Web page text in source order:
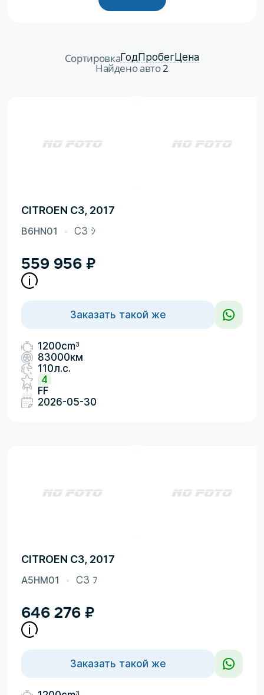
СортировкаГодПробегЦена
Найдено авто2
CITROEN C3, 2017
B6HN01 C3 ｼ
559 956 ₽
Заказать такой же
1200cm3
83000км
110л.с.
4
FF
2026-05-30
CITROEN C3, 2017
A5HM01 C3 ﾌ
646 276 ₽
Заказать такой же
3